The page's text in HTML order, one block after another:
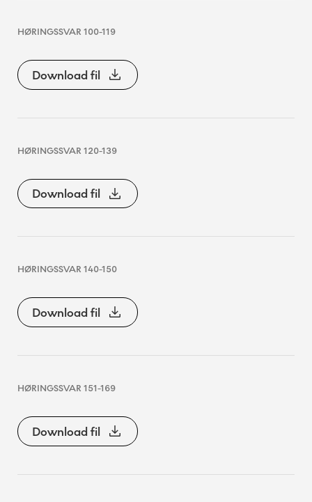
HØRINGSSVAR 100-119
Download fil
HØRINGSSVAR 120-139
Download fil
HØRINGSSVAR 140-150
Download fil
HØRINGSSVAR 151-169
Download fil